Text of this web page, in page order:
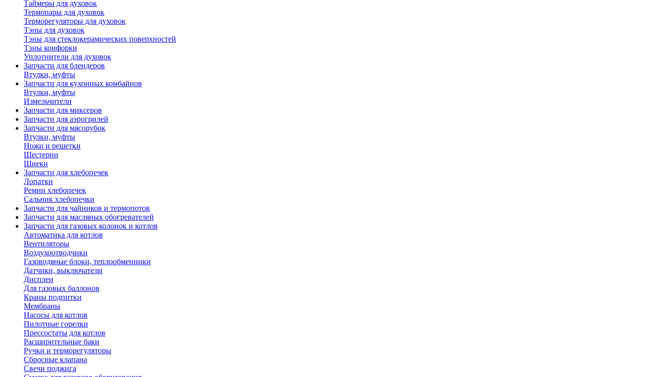
Таймеры для духовок
Термопары для духовок
Терморегуляторы для духовок
Тэны для духовок
Тэны для стеклокерамических поверхностей
Тэны конфорки
Уплотнители для духовок
Запчасти для блендеров
Втулки, муфты
Запчасти для кухонных комбайнов
Втулки, муфты
Измельчители
Запчасти для миксеров
Запчасти для аэрогрилей
Запчасти для мясорубок
Втулки, муфты
Ножи и решетки
Шестерни
Шнеки
Запчасти для хлебопечек
Лопатки
Ремни хлебопечек
Сальник хлебопечки
Запчасти для чайников и термопотов
Запчасти для масляных обогревателей
Запчасти для газовых колонок и котлов
Автоматика для котлов
Вентиляторы
Воздухоотводчики
Газоводяные блоки, теплообменники
Датчики, выключатели
Дисплеи
Для газовых баллонов
Краны подпитки
Мембраны
Насосы для котлов
Пилотные горелки
Прессостаты для котлов
Расширительные баки
Ручки и терморегуляторы
Сбросные клапана
Свечи поджига